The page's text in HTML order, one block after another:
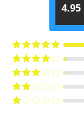
4.95
Avaliação5
Avaliação
Avaliação
Avaliação